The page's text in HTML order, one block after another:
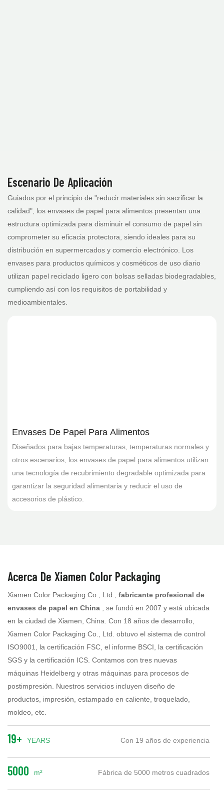
Escenario De Aplicación
Guiados por el principio de "reducir materiales sin sacrificar la
calidad", los envases de papel para alimentos presentan una
estructura optimizada para disminuir el consumo de papel sin
comprometer su eficacia protectora, siendo ideales para su
distribución en supermercados y comercio electrónico. Los
envases para productos químicos y cosméticos de uso diario
utilizan papel reciclado ligero con bolsas selladas biodegradables,
cumpliendo así con los requisitos de portabilidad y
medioambientales.
Envases De Papel Para Alimentos
Diseñados para bajas temperaturas, temperaturas normales y
otros escenarios, los envases de papel para alimentos utilizan
una tecnología de recubrimiento degradable optimizada para
garantizar la seguridad alimentaria y reducir el uso de
accesorios de plástico.
Acerca De Xiamen Color Packaging
Xiamen Color Packaging Co., Ltd., fabricante profesional de
envases de papel en China , se fundó en 2007 y está ubicada
en la ciudad de Xiamen, China. Con 18 años de desarrollo,
Xiamen Color Packaging Co., Ltd. obtuvo el sistema de control
ISO9001, la certificación FSC, el informe BSCI, la certificación
SGS y la certificación ICS. Contamos con tres nuevas
máquinas Heidelberg y otras máquinas para procesos de
postimpresión. Nuestros servicios incluyen diseño de
productos, impresión, estampado en caliente, troquelado,
moldeo, etc.
19+ YEARS Con 19 años de experiencia
5000 m² Fábrica de 5000 metros cuadrados